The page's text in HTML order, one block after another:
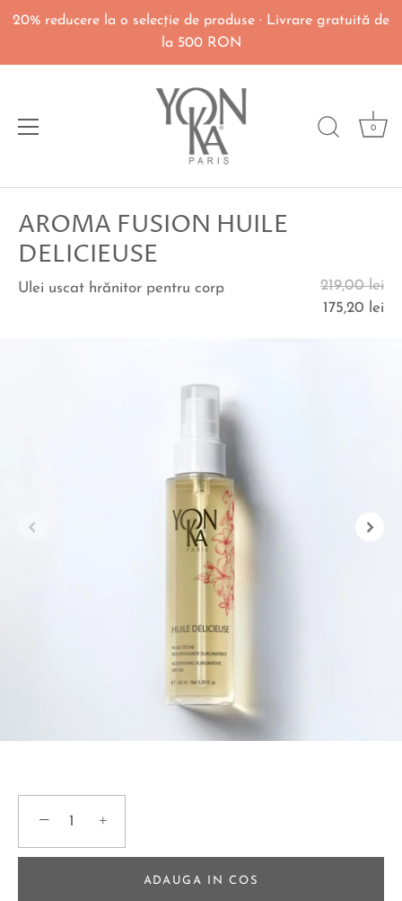
continut
20% reducere la o selecţie de produse · Livrare gratuită de
la 500 RON
0
AROMA FUSION HUILE
DELICIEUSE
Ulei uscat hrănitor pentru corp
219,00 lei
175,20 lei
− +
ADAUGA IN COS